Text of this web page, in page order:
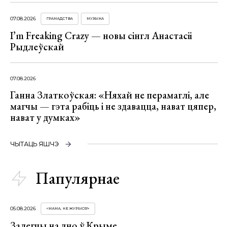
07.08.2026 ГРАМАДСТВА МУЗЫКА
I’m Freaking Crazy — новы сінгл Анастасіі
Рыдлеўскай
07.08.2026
Ганна Златкоўская: «Няхай не перамаглі, але
магчы — гэта рабіць і не здавацца, нават цяпер,
нават у думках»
ЧЫТАЦЬ ЯШЧЭ
Папулярнае
05.08.2026 «МАМА, НЕ ЖУРЫСЯ!»